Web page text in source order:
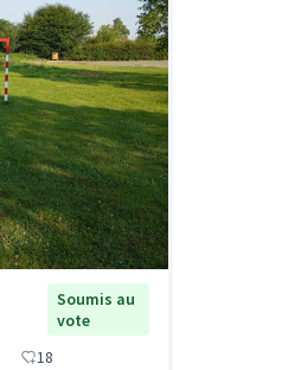
Soumis au
vote
18